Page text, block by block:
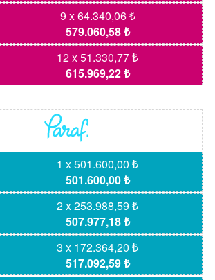
9 x 64.340,06 ₺
579.060,58 ₺
12 x 51.330,77 ₺
615.969,22 ₺
1 x 501.600,00 ₺
501.600,00 ₺
2 x 253.988,59 ₺
507.977,18 ₺
3 x 172.364,20 ₺
517.092,59 ₺